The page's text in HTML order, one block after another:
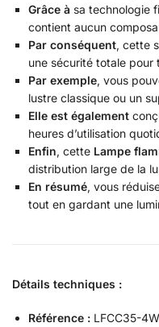
Grâce à sa technologie
contient aucun
Par conséquent, cette
une sécurité totale pour
Par exemple, vous
lustre classique ou un
Elle est également
heures d’utilisation
Enfin, cette Lampe
distribution large de la
En résumé, vous
tout en gardant une
Détails techniques :
Référence : LFCC35-